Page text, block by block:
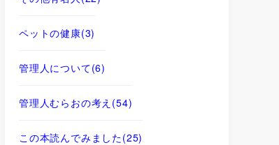
ペットの健康(3)
管理人について(6)
管理人むらおの考え (54)
この本読んでみました(25)